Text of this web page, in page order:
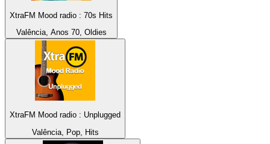
XtraFM Mood radio : 70s Hits
Valência, Anos 70, Oldies
XtraFM Mood radio : Unplugged
Valência, Pop, Hits